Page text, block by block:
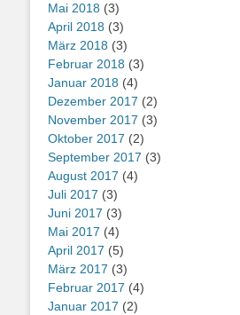
Mai 2018 (3)
April 2018 (3)
März 2018 (3)
Februar 2018 (3)
Januar 2018 (4)
Dezember 2017 (2)
November 2017 (3)
Oktober 2017 (2)
September 2017 (3)
August 2017 (4)
Juli 2017 (3)
Juni 2017 (3)
Mai 2017 (4)
April 2017 (5)
März 2017 (3)
Februar 2017 (4)
Januar 2017 (2)